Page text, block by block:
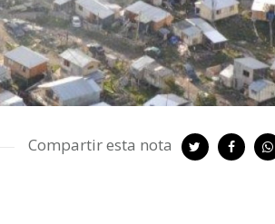
Compartir esta nota